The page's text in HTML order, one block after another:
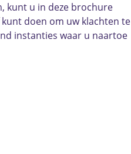
kunt u in deze brochure
kunt doen om uw klachten te
instanties waar u naartoe